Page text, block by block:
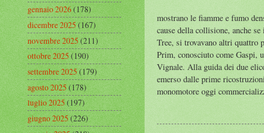
mostrano le fiamme e fumo
cause della collisione, anche
Tree, si trovavano altri quattro
Prim, conosciuto come Gaspi,
Vignale. Alla guida dei due
emerso dalle prime
monomotore oggi
gennaio 2026(178)
dicembre 2025(167)
novembre 2025(211)
ottobre 2025(190)
settembre 2025(179)
agosto 2025(178)
luglio 2025(197)
giugno 2025(226)